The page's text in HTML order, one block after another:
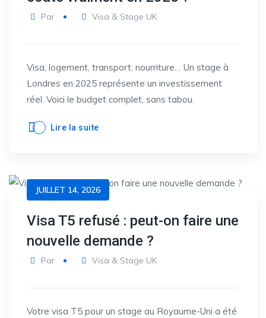
Par Visa & Stage UK
Visa, logement, transport, nourriture… Un stage à
Londres en 2025 représente un investissement
réel. Voici le budget complet, sans tabou.
Lire la suite
JUILLET 14, 2026
Visa T5 refusé : peut-on faire une
nouvelle demande ?
Par Visa & Stage UK
Votre visa T5 pour un stage au Royaume-Uni a été